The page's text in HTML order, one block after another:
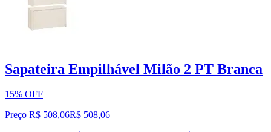
Sapateira Empilhável Milão 2 PT Branca
15% OFF
Preço R$ 508,06R$ 508,06